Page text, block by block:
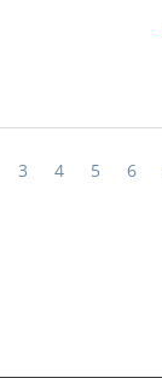
3 4 5 6